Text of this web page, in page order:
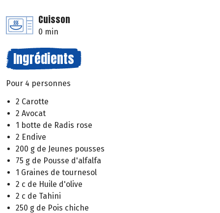
Cuisson
0 min
Ingrédients
Pour 4 personnes
2 Carotte
2 Avocat
1 botte de Radis rose
2 Endive
200 g de Jeunes pousses
75 g de Pousse d'alfalfa
1 Graines de tournesol
2 c de Huile d'olive
2 c de Tahini
250 g de Pois chiche